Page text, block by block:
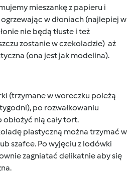
mieszankę z papieru i
w dłoniach (najlepiej w
nie będą tłuste i też
zostanie w czekoladzie) aż
(ona jest jak modelina).
(trzymane w woreczku poleżą
po rozwałkowaniu
nią cały tort.
plastyczną można trzymać w
szafce. Po wyjęciu z lodówki
zagniatać delikatnie aby się